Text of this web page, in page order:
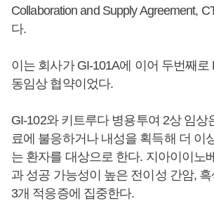
Collaboration and Supply Agreement,
다.
이는 회사가 GI-101A에 이어 두번째로
동임상 협약이었다.
GI-102와 키트루다 병용투여 2상 임상
료에 불응하거나 내성을 획득해 더 이
는 환자를 대상으로 한다. 지아이이노
과 성공 가능성이 높은 전이성 간암,
3개 적응증에 집중한다.